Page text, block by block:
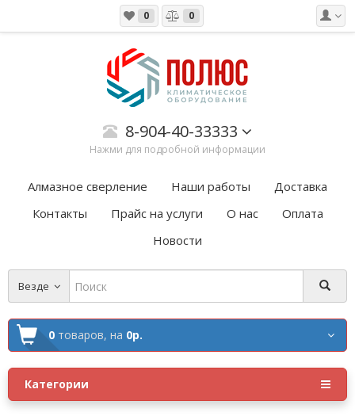
0 0
8-904-40-33333
Нажми для подробной информации
Алмазное сверление Наши работы
Доставка
Контакты
Прайс на услуги О нас
Оплата
Новости
Везде
0 товаров, на 0р.
Категории